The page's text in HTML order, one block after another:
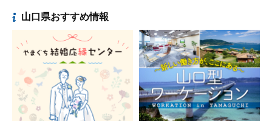
山口県おすすめ情報